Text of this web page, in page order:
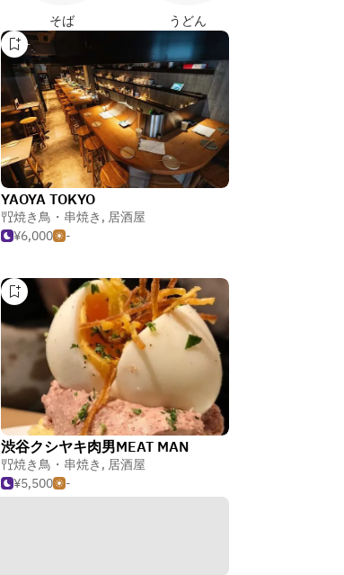
そば うどん
YAOYA TOKYO
焼き鳥・串焼き , 居酒屋
¥6,000
-
渋谷クシヤキ肉男MEAT MAN
焼き鳥・串焼き , 居酒屋
¥5,500
-